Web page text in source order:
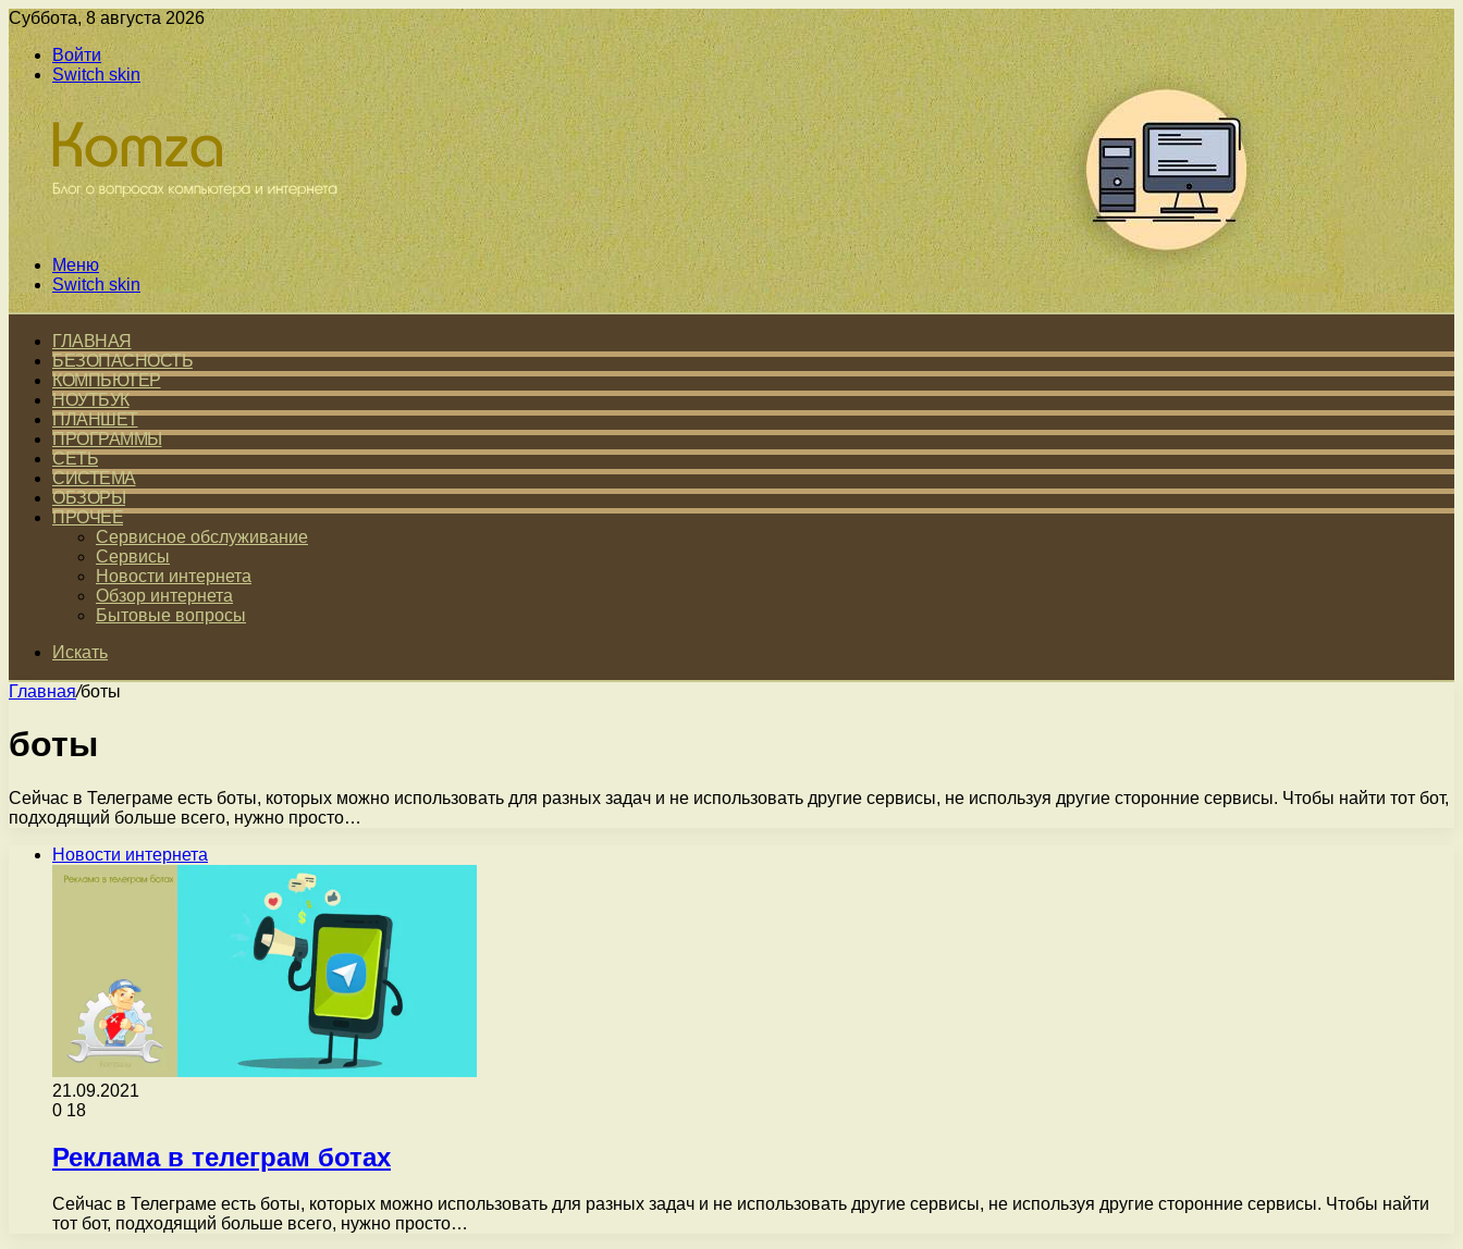
Суббота, 8 августа 2026
Войти
Switch skin
Меню
Switch skin
ГЛАВНАЯ
БЕЗОПАСНОСТЬ
КОМПЬЮТЕР
НОУТБУК
ПЛАНШЕТ
ПРОГРАММЫ
СЕТЬ
СИСТЕМА
ОБЗОРЫ
ПРОЧЕЕ
Сервисное обслуживание
Сервисы
Новости интернета
Обзор интернета
Бытовые вопросы
Искать
Главная/боты
боты
Сейчас в Телеграме есть боты, которых можно использовать для разных задач и не использовать другие сервисы, не используя другие сторонние сервисы. Чтобы найти тот бот,
подходящий больше всего, нужно просто…
Новости интернета
21.09.2021
0 18
Реклама в телеграм ботах
Сейчас в Телеграме есть боты, которых можно использовать для разных задач и не использовать другие сервисы, не используя другие сторонние сервисы. Чтобы найти
тот бот, подходящий больше всего, нужно просто…